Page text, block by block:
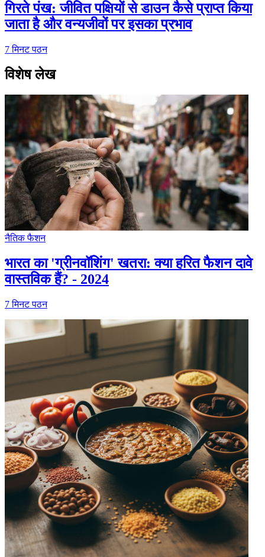
गिरते पंख: जीवित पक्षियों से डाउन कैसे प्राप्त किया
जाता है और वन्यजीवों पर इसका प्रभाव
7 मिनट पठन
विशेष लेख
नैतिक फैशन
भारत का 'ग्रीनवॉशिंग' खतरा: क्या हरित फैशन दावे
वास्तविक हैं? - 2024
7 मिनट पठन